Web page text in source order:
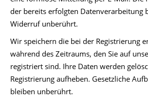
der bereits erfolgten Datenverarbeitung
Widerruf unberührt.
Wir speichern die bei der Registrierung
während des Zeitraums, den Sie auf
registriert sind. Ihre Daten werden
Registrierung aufheben. Gesetzliche
bleiben unberührt.